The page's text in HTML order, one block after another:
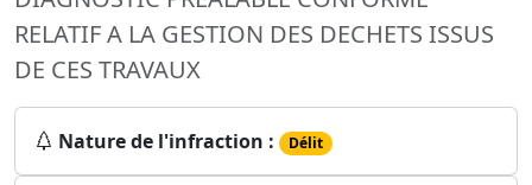
RELATIF A LA GESTION DES DECHETS ISSUS
DE CES TRAVAUX
Nature de l'infraction : Délit